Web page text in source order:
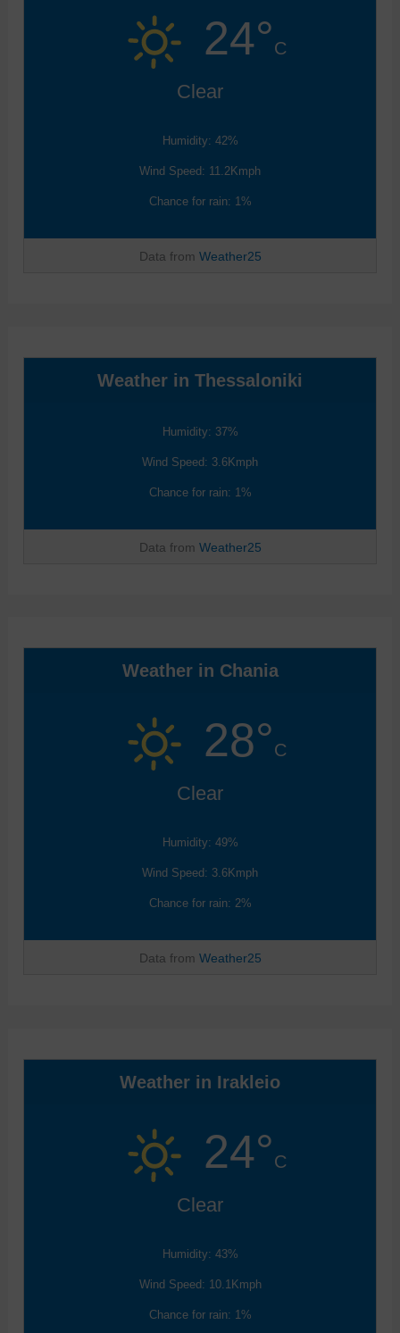
24°C
Clear
Humidity: 42%
Wind Speed: 11.2Kmph
Chance for rain: 1%
Data from Weather25
Weather in Thessaloniki
Humidity: 37%
Wind Speed: 3.6Kmph
Chance for rain: 1%
Data from Weather25
Weather in Chania
28°C
Clear
Humidity: 49%
Wind Speed: 3.6Kmph
Chance for rain: 2%
Data from Weather25
Weather in Irakleio
24°C
Clear
Humidity: 43%
Wind Speed: 10.1Kmph
Chance for rain: 1%